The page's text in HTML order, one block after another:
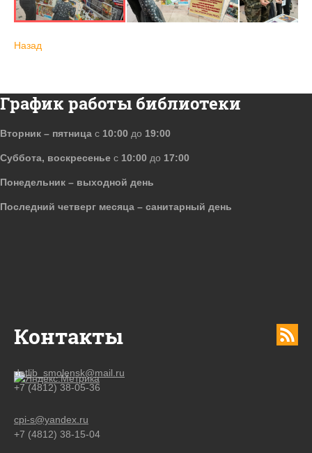
Назад
Контакты
detlib_smolensk@mail.ru
+7 (4812) 38-05-36
cpi-s@yandex.ru
+7 (4812) 38-15-04
График работы библиотеки
Вторник – пятница с 10:00 до 19:00
Суббота, воскресенье с 10:00 до 17:00
Понедельник – выходной день
Последний четверг месяца – санитарный день